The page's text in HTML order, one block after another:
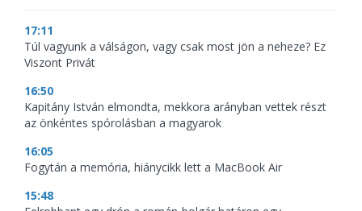
17:11
Túl vagyunk a válságon, vagy csak most jön a neheze? Ez
Viszont Privát
16:50
Kapitány István elmondta, mekkora arányban vettek részt
az önkéntes spórolásban a magyarok
16:05
Fogytán a memória, hiánycikk lett a MacBook Air
15:48